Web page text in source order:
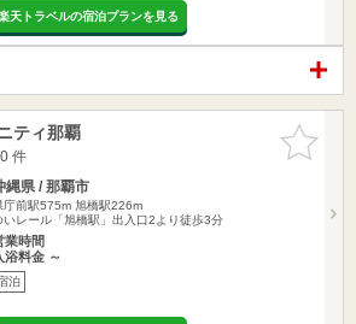
天トラベルの宿泊プランを見る
お気に入
りに追加
ティ那覇
件
縄県 / 那覇市
庁前駅575m 旭橋駅226m
いレール「旭橋駅」出入口2より徒歩3分
業時間
浴料金 ～
泊